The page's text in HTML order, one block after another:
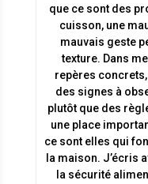
que ce sont des
cuisson, une
mauvais geste
texture. Dans
repères
des signes à
plutôt que des
une place
ce sont elles qui
la maison. J’écris
la sécurité